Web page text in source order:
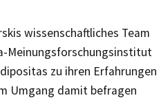
wissenschaftliches Team
Meinungsforschungsinstitut
zu ihren Erfahrungen
Umgang damit befragen